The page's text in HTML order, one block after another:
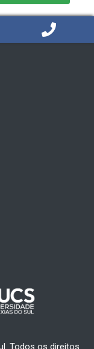
Todos os direitos